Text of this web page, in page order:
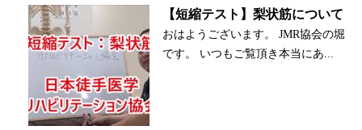
【短縮テスト】梨状筋について
おはようございます。 JMR協会の堀
です。 いつもご覧頂き本当にあ...